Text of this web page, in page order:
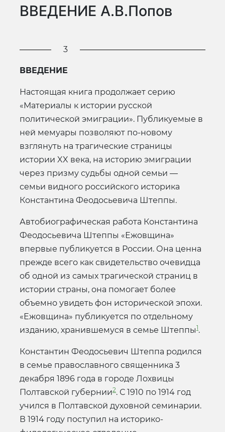
ВВЕДЕНИЕ А.В.Попов
3
ВВЕДЕНИЕ
Настоящая книга продолжает серию
«Материалы к истории русской
политической эмиграции». Публикуемые в
ней мемуары позволяют по-новому
взглянуть на трагические страницы
истории XX века, на историю эмиграции
через призму судьбы одной семьи —
семьи видного российского историка
Константина Феодосьевича Штеппы.
Автобиографическая работа Константина
Феодосьевича Штеппы «Ежовщина»
впервые публикуется в России. Она ценна
прежде всего как свидетельство очевидца
об одной из самых трагической страниц в
истории страны, она помогает более
объемно увидеть фон исторической эпохи.
«Ежовщина» публикуется по отдельному
изданию, хранившемуся в семье Штеппы1.
Константин Феодосьевич Штеппа родился
в семье православного священника 3
декабря 1896 года в городе Лохвицы
Полтавской губернии2. С 1910 по 1914 год
учился в Полтавской духовной семинарии.
В 1914 году поступил на историко-